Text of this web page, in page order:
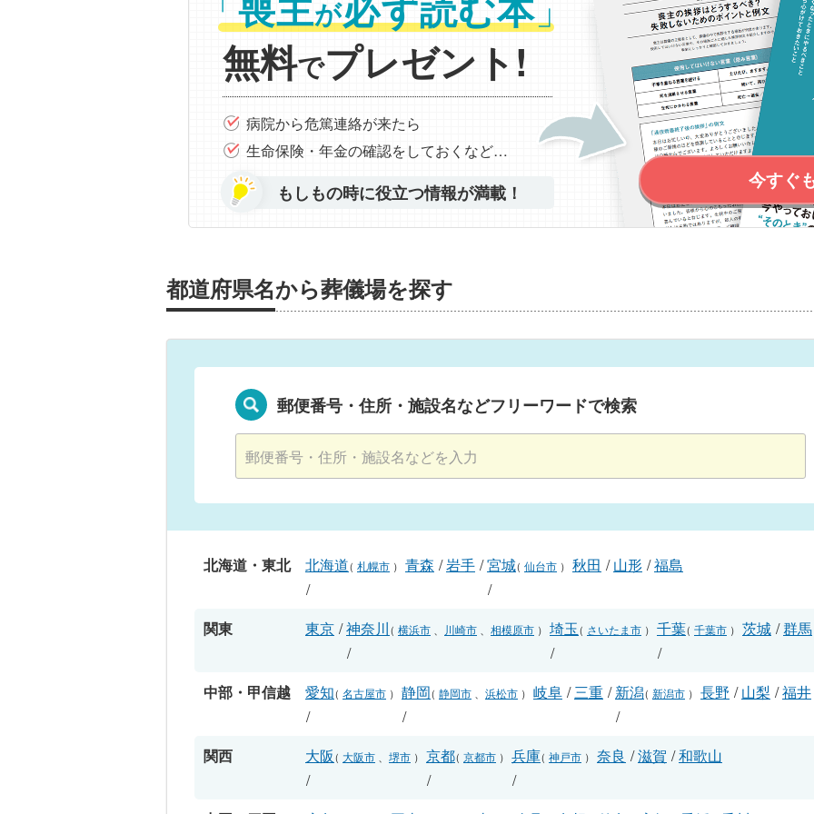
が
無料でプレゼント!
病院から危篤連絡が来たら
生命保険・年金の確認をしておくなど…
もしもの時に役立つ情報が満載！
今すぐ
都道府県名から葬儀場を探す
郵便番号・住所・施設名などフリーワードで検索
北海道・東北 北海道（ 札幌市 ）
/
青森 /岩手 /宮城（ 仙台市 ）
/
秋田 /山形 /福島
関東 東京 /神奈川（ 横浜市 川崎市 相模原市 ）
/
埼玉（ さいたま市 ）
/
千葉（ 千葉市 ）
/
茨城 /群馬
中部・甲信越 愛知（ 名古屋市 ）
/
静岡（ 静岡市 浜松市 ）
/
岐阜 /三重 /新潟（ 新潟市 ）
/
長野 /山梨 /福井
関西 大阪（ 大阪市 堺市 ）
/
京都（ 京都市 ）
/
兵庫（ 神戸市 ）
/
奈良 /滋賀 /和歌山